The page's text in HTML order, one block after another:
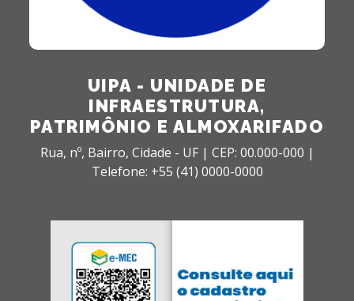
UIPA - UNIDADE DE
INFRAESTRUTURA,
PATRIMÔNIO E ALMOXARIFADO
Rua, nº, Bairro, Cidade - UF | CEP: 00.000-000 |
Telefone: +55 (41) 0000-0000